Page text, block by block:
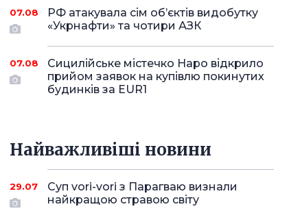
07.08
РФ атакувала сім об’єктів видобутку
«Укрнафти» та чотири АЗК
07.08
Сицилійське містечко Наро відкрило
прийом заявок на купівлю покинутих
будинків за EUR1
Найважливіші новини
29.07
Суп vori-vori з Парагваю визнали
найкращою стравою світу